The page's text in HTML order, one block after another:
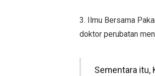
3. Ilmu Bersama
doktor perubatan
Sementara itu,